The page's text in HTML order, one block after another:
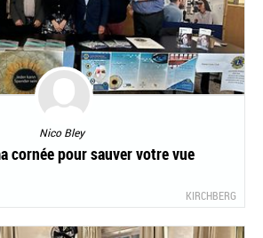
Nico Bley
cornée pour sauver votre vue
KIRCHBERG